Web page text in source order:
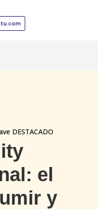
DESTACADO
el
y